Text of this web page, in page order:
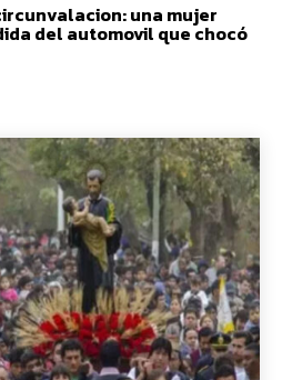
una mujer
del automovil que chocó